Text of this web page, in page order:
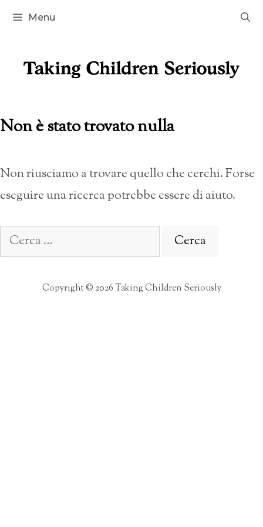
Vai
Menu
Non è stato trovato nulla
Non riusciamo a trovare quello che cerchi. Forse
eseguire una ricerca potrebbe essere di aiuto.
Ricerca
per:
Copyright © 2026 Taking Children Seriously